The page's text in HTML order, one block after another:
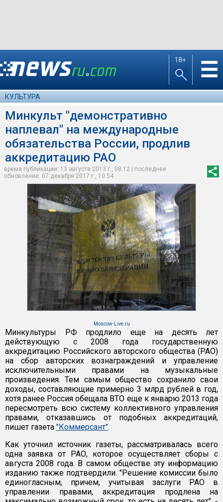
18+ ☰
КУЛЬТУРА
Минкульт "демонстративно
наплевал" на международные
обязательства России, продлив
аккредитацию РАО
время публикации: 13 августа 2013 г., 08:12 | последнее
обновление: 07 декабря 2017 г., 10:54
Moscow-Live.ru
Минкультуры РФ продлило еще на десять лет
действующую с 2008 года государственную
аккредитацию Российского авторского общества (РАО)
на сбор авторских вознаграждений и управление
исключительными правами на музыкальные
произведения. Тем самым общество сохранило свои
доходы, составляющие примерно 3 млрд рублей в год,
хотя ранее Россия обещала ВТО еще к январю 2013 года
пересмотреть всю систему коллективного управления
правами, отказавшись от подобных аккредитаций,
пишет газета "Коммерсант".
Как уточнил источник газеты, рассматривалась всего
одна заявка от РАО, которое осуществляет сборы с
августа 2008 года. В самом обществе эту информацию
изданию также подтвердили. "Решение комиссии было
единогласным, причем, учитывая заслуги РАО в
управлении правами, аккредитация продлена на